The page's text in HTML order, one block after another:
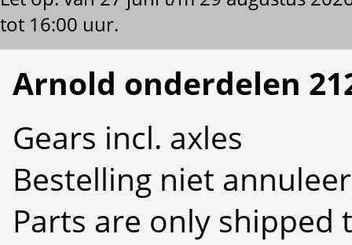
tot 16:00 uur.
Arnold onderdelen
Gears incl. axles
Bestelling niet
Parts are only shipped